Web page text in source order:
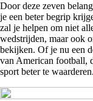
Door deze zeven
je een beter begrip
zal je helpen om niet
wedstrijden, maar ook
bekijken. Of je nu een
van American football,
sport beter te waarderen.